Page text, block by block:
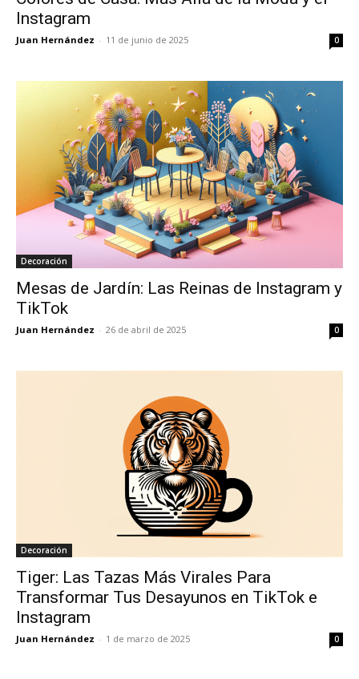
Instagram
Juan Hernández - 11 de junio de 2025 0
Decoración
Mesas de Jardín: Las Reinas de Instagram y
TikTok
Juan Hernández - 26 de abril de 2025 0
Decoración
Tiger: Las Tazas Más Virales Para
Transformar Tus Desayunos en TikTok e
Instagram
Juan Hernández - 1 de marzo de 2025 0